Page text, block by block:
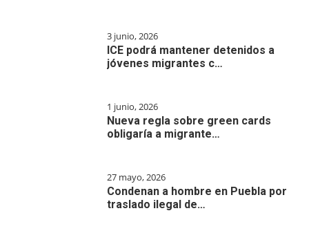
3 junio, 2026
ICE podrá mantener detenidos a
jóvenes migrantes c…
1 junio, 2026
Nueva regla sobre green cards
obligaría a migrante…
27 mayo, 2026
Condenan a hombre en Puebla por
traslado ilegal de…